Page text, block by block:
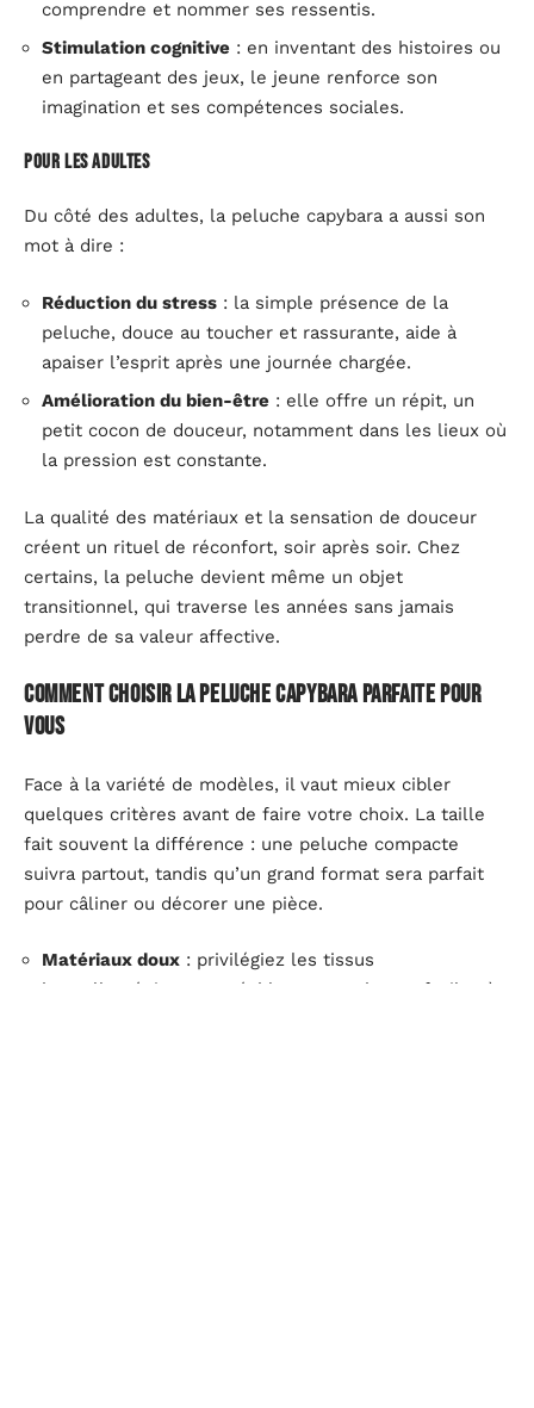
comprendre et nommer ses ressentis.
Stimulation cognitive : en inventant des histoires ou
en partageant des jeux, le jeune renforce son
imagination et ses compétences sociales.
Pour les adultes
Du côté des adultes, la peluche capybara a aussi son
mot à dire :
Réduction du stress : la simple présence de la
peluche, douce au toucher et rassurante, aide à
apaiser l’esprit après une journée chargée.
Amélioration du bien-être : elle offre un répit, un
petit cocon de douceur, notamment dans les lieux où
la pression est constante.
La qualité des matériaux et la sensation de douceur
créent un rituel de réconfort, soir après soir. Chez
certains, la peluche devient même un objet
transitionnel, qui traverse les années sans jamais
perdre de sa valeur affective.
Comment choisir la peluche capybara parfaite pour
vous
Face à la variété de modèles, il vaut mieux cibler
quelques critères avant de faire votre choix. La taille
fait souvent la différence : une peluche compacte
suivra partout, tandis qu’un grand format sera parfait
pour câliner ou décorer une pièce.
Matériaux doux : privilégiez les tissus
hypoallergéniques, agréables au toucher et faciles à